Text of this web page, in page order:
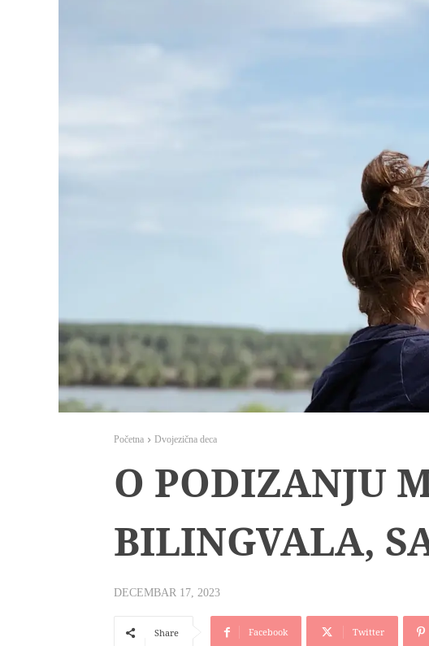
Početna Dvojezična deca
O PODIZANJU
BILINGVALA,
DECEMBAR 17, 2023
Share Facebook Twitter